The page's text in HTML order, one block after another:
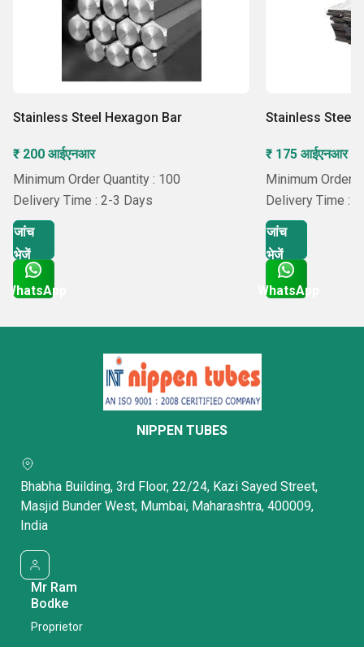
Stainless Steel Hexagon Bar
₹ 200 आईएनआर
Minimum Order Quantity : 100
Delivery Time : 2-3 Days
जांच
भेजें
WhatsApp
Stainless Steel
₹ 175 आईएनआर
Minimum Order
Delivery Time :
जांच
भेजें
WhatsApp
NIPPEN TUBES
Bhabha Building, 3rd Floor, 22/24, Kazi Sayed Street,
Masjid Bunder West, Mumbai, Maharashtra, 400009,
India
Mr Ram
Bodke
Proprietor